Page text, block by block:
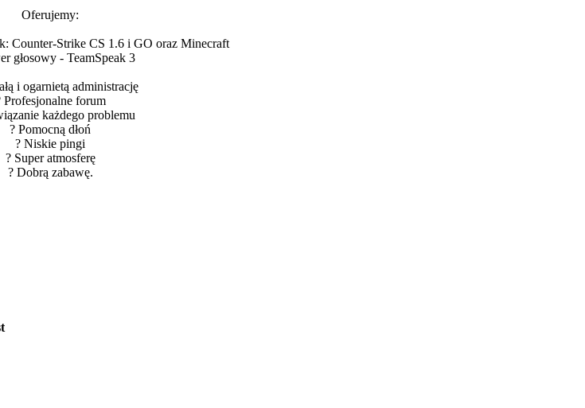
Oferujemy:
Counter-Strike CS 1.6 i GO oraz Minecraft
głosowy - TeamSpeak 3
i ogarnietą administrację
Profesjonalne forum
każdego problemu
? Pomocną dłoń
? Niskie pingi
? Super atmosferę
? Dobrą zabawę.